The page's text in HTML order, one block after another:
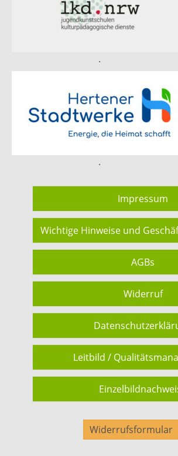
.
.
Impressum
Wichtige Hinweise und
AGBs
Widerruf
Leitbild /
Widerrufsformular